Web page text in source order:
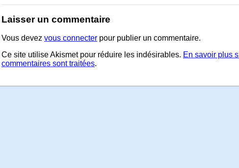
Laisser un commentaire
Vous devez vous connecter pour publier un commentaire.
Ce site utilise Akismet pour réduire les indésirables. En savoir plus
commentaires sont traitées.